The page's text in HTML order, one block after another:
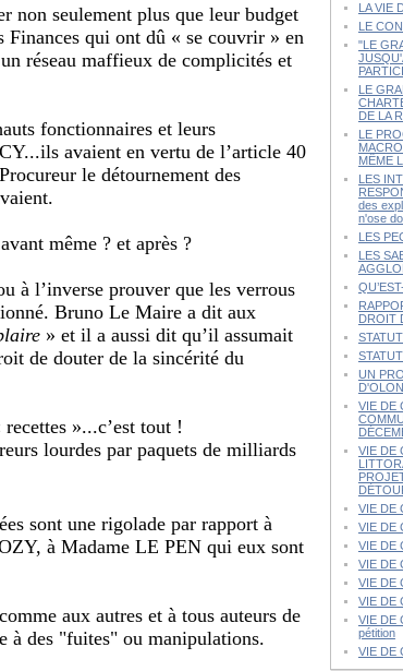
non seulement plus que leur budget
qui ont dû « se couvrir » en
réseau maffieux de complicités et
fonctionnaires et leurs
avaient en vertu de l’article 40
le détournement des
même ? et après ?
à l’inverse prouver que les verrous
Bruno Le Maire a dit aux
» et il a aussi dit qu’il assumait
de douter de la sincérité du
»...c’est tout !
lourdes par paquets de milliards
sont une rigolade par rapport à
à Madame LE PEN qui eux sont
aux autres et à tous auteurs de
à des "fuites" ou manipulations.
LA VIE
LE
"LE
LE
DE LA
LE
MÊME
LES
des
n'ose
LES
LES
DROIT
UN
VIE DE
VIE DE
VIE DE
VIE DE
VIE DE
VIE DE
VIE DE
VIE DE
VIE DE
pétition
VIE DE